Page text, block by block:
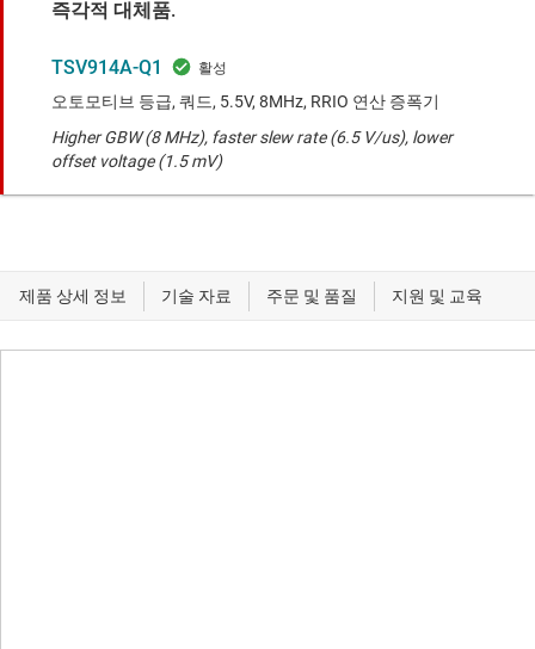
즉각적 대체품.
TSV914A-Q1
오토모티브 등급, 쿼드, 5.5V, 8MHz, RRIO 연산 증폭기
Higher GBW (8 MHz), faster slew rate (6.5 V/us), lower
offset voltage (1.5 mV)